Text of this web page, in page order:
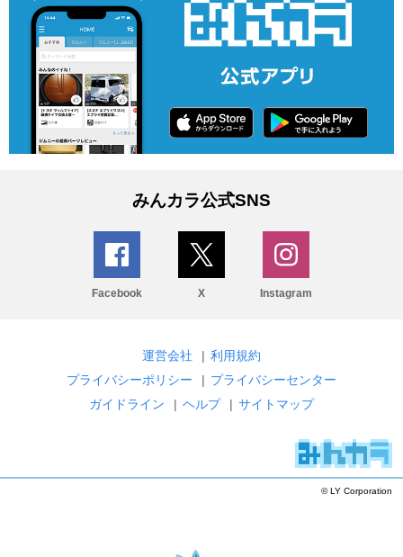
みんカラ公式SNS
Facebook X Instagram
運営会社 | 利用規約
プライバシーポリシー
| プライバシーセンター
ガイドライン
| ヘルプ | サイトマップ
© LY Corporation